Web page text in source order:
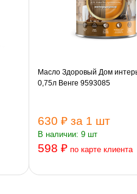
Масло Здоровый Дом
0,75л Венге 9593085
630 ₽ за 1 шт
В наличии: 9 шт
598 ₽ по карте клиента